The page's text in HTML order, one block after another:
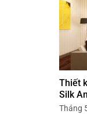
Thiết
Silk
Tháng